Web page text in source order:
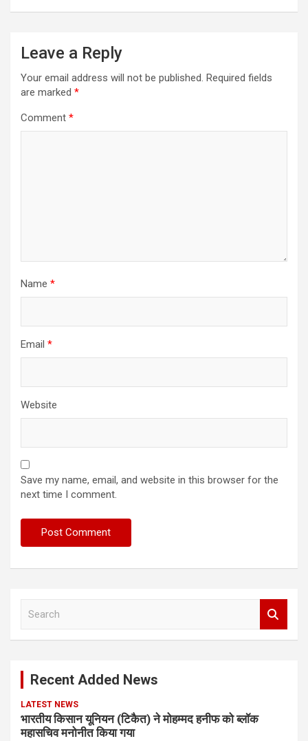
Leave a Reply
Your email address will not be published. Required fields
are marked *
Comment *
Name *
Email *
Website
Save my name, email, and website in this browser for the
next time I comment.
Recent Added News
LATEST NEWS
भारतीय किसान यूनियन (टिकैत) ने मोहम्मद हनीफ को ब्लॉक
महासचिव मनोनीत किया गया